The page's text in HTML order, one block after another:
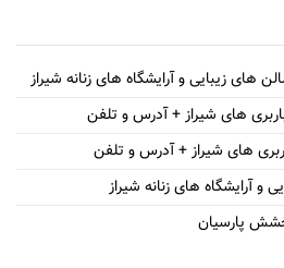
های زیبایی و آرایشگاه های زنانه شیراز
های شیراز + آدرس و تلفن
های شیراز + آدرس و تلفن
و آرایشگاه های زنانه شیراز
پارسیان